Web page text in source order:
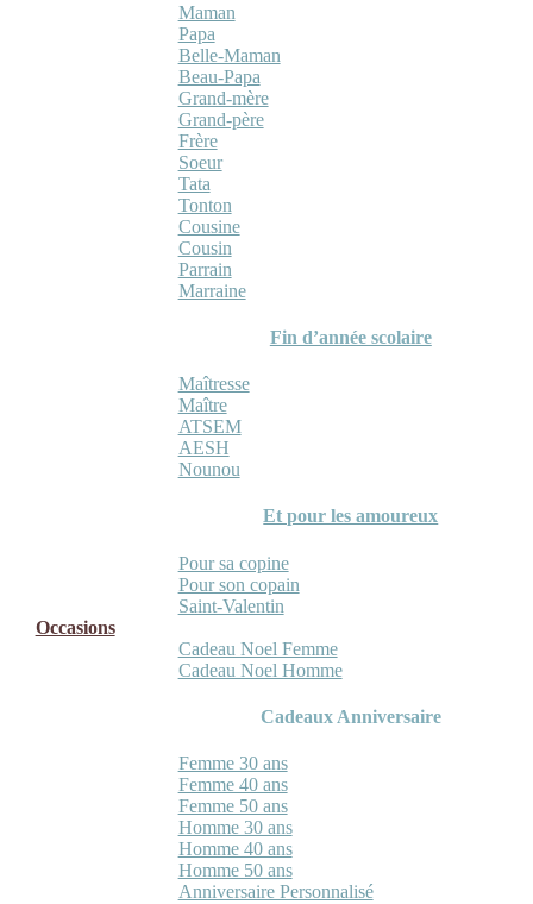
Maman
Papa
Belle-Maman
Beau-Papa
Grand-mère
Grand-père
Frère
Soeur
Tata
Tonton
Cousine
Cousin
Parrain
Marraine
Fin d’année scolaire
Maîtresse
Maître
ATSEM
AESH
Nounou
Et pour les amoureux
Pour sa copine
Pour son copain
Saint-Valentin
Occasions
Cadeau Noel Femme
Cadeau Noel Homme
Cadeaux Anniversaire
Femme 30 ans
Femme 40 ans
Femme 50 ans
Homme 30 ans
Homme 40 ans
Homme 50 ans
Anniversaire Personnalisé